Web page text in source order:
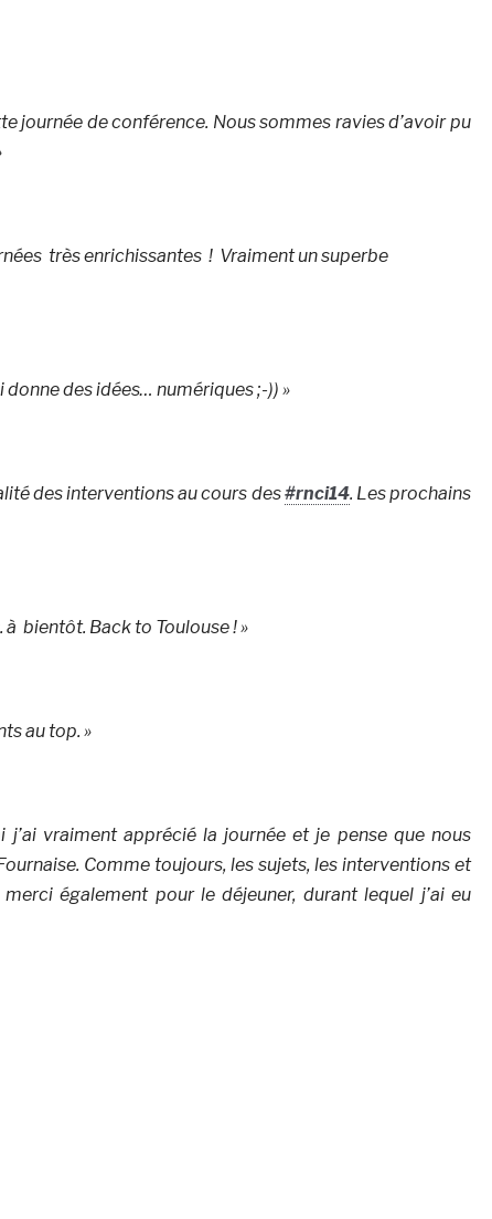
journée de conférence. Nous sommes ravies d’avoir pu
très enrichissantes ! Vraiment un superbe
des idées… numériques ;-)) »
des interventions au cours des#rnci14. Les prochains
bientôt. Back to Toulouse ! »
au top. »
j’ai vraiment apprécié la journée et je pense que nous
Comme toujours, les sujets, les interventions et
également pour le déjeuner, durant lequel j’ai eu